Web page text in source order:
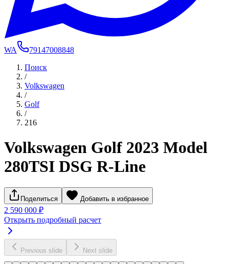
WA
79147008848
Поиск
/
Volkswagen
/
Golf
/
216
Volkswagen Golf 2023 Model
280TSI DSG R-Line
Поделиться Добавить в избранное
2 590 000 ₽
Открыть подробный расчет
Previous slide Next slide